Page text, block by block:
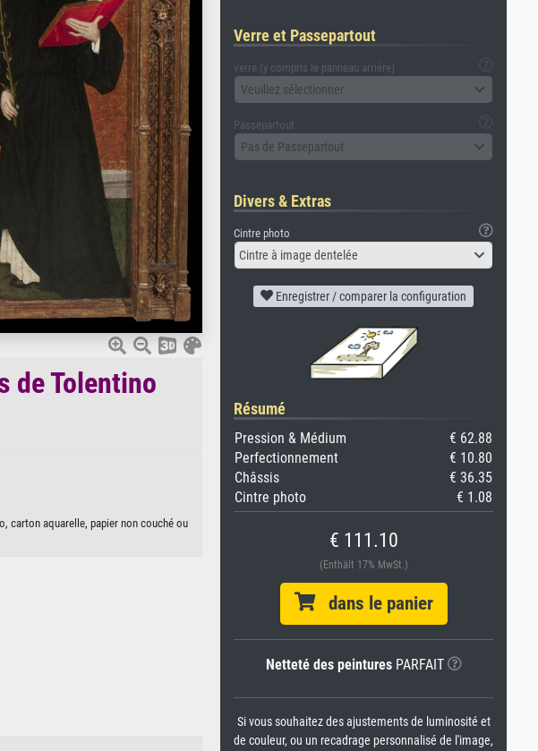
de Tolentino
carton aquarelle, papier non couché ou
Verre et Passepartout
verre (y compris le panneau arrière)
Veuillez sélectionner
Passepartout
Pas de Passepartout
Divers & Extras
Cintre photo
Cintre à image dentelée
Enregistrer / comparer la configuration
Résumé
Pression & Médium
€ 62.88
Perfectionnement
€ 10.80
Châssis
€ 36.35
Cintre photo
€ 1.08
€ 111.10
(Enthält 17% MwSt.)
dans le panier
Netteté des peinturesPARFAIT
Si vous souhaitez des ajustements de luminosité et
de couleur, ou un recadrage personnalisé de l'image,